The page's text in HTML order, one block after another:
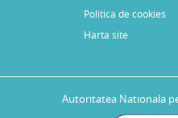
Politica de cookies
Harta site
Autoritatea Nationala